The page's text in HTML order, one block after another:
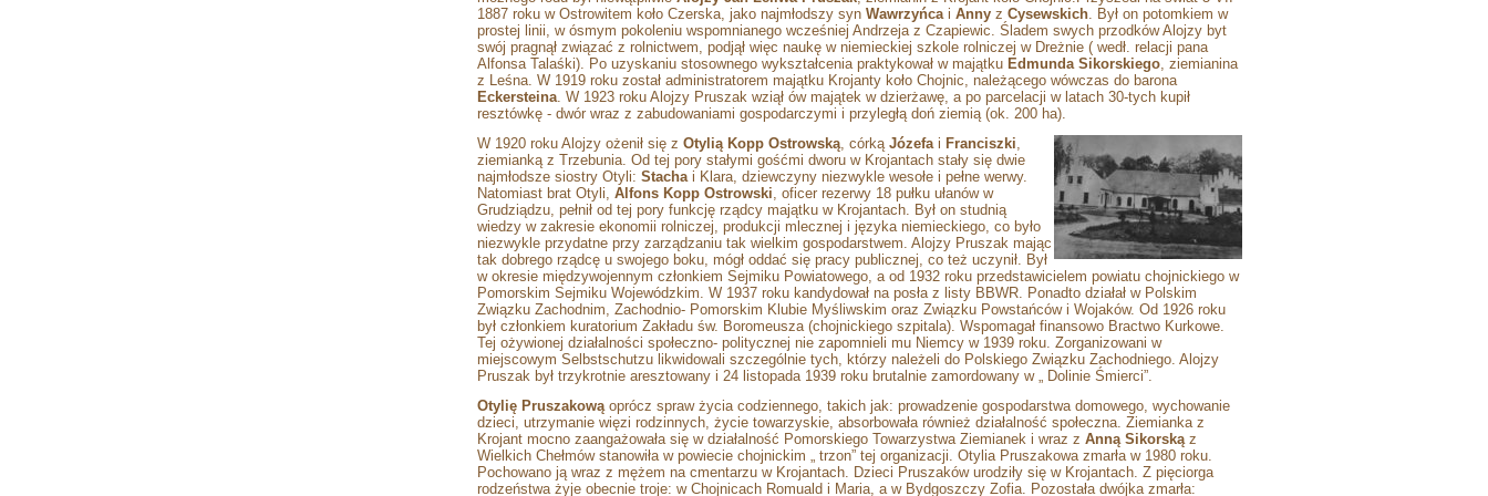
1887 roku w Ostrowitem koło Czerska, jako najmłodszy syn Wawrzyńca i Anny z Cysewskich. Był on potomkiem w
prostej linii, w ósmym pokoleniu wspomnianego wcześniej Andrzeja z Czapiewic. Śladem swych przodków Alojzy byt
swój pragnął związać z rolnictwem, podjął więc naukę w niemieckiej szkole rolniczej w Dreżnie ( wedł. relacji pana
Alfonsa Talaśki). Po uzyskaniu stosownego wykształcenia praktykował w majątku Edmunda Sikorskiego, ziemianina
z Leśna. W 1919 roku został administratorem majątku Krojanty koło Chojnic, należącego wówczas do barona
Eckersteina. W 1923 roku Alojzy Pruszak wziął ów majątek w dzierżawę, a po parcelacji w latach 30-tych kupił
resztówkę - dwór wraz z zabudowaniami gospodarczymi i przyległą doń ziemią (ok. 200 ha).
W 1920 roku Alojzy ożenił się z Otylią Kopp Ostrowską, córką Józefai Franciszki,
ziemianką z Trzebunia. Od tej pory stałymi gośćmi dworu w Krojantach stały się dwie
najmłodsze siostry Otyli: Stachai Klara, dziewczyny niezwykle wesołe i pełne werwy.
Natomiast brat Otyli, Alfons Kopp Ostrowski, oficer rezerwy 18 pułku ułanów w
Grudziądzu, pełnił od tej pory funkcję rządcy majątku w Krojantach. Był on studnią
wiedzy w zakresie ekonomii rolniczej, produkcji mlecznej i języka niemieckiego, co było
niezwykle przydatne przy zarządzaniu tak wielkim gospodarstwem. Alojzy Pruszak mając
tak dobrego rządcę u swojego boku, mógł oddać się pracy publicznej, co też uczynił. Był
w okresie międzywojennym członkiem Sejmiku Powiatowego, a od 1932 roku przedstawicielem powiatu chojnickiego w
Pomorskim Sejmiku Wojewódzkim. W 1937 roku kandydował na posła z listy BBWR. Ponadto działał w Polskim
Związku Zachodnim, Zachodnio- Pomorskim Klubie Myśliwskim oraz Związku Powstańców i Wojaków. Od 1926 roku
był członkiem kuratorium Zakładu św. Boromeusza (chojnickiego szpitala). Wspomagał finansowo Bractwo Kurkowe.
Tej ożywionej działalności społeczno- politycznej nie zapomnieli mu Niemcy w 1939 roku. Zorganizowani w
miejscowym Selbstschutzu likwidowali szczególnie tych, którzy należeli do Polskiego Związku Zachodniego. Alojzy
Pruszak był trzykrotnie aresztowany i 24 listopada 1939 roku brutalnie zamordowany w „ Dolinie Śmierci”.
Otylię Pruszakowąoprócz spraw życia codziennego, takich jak: prowadzenie gospodarstwa domowego, wychowanie
dzieci, utrzymanie więzi rodzinnych, życie towarzyskie, absorbowała również działalność społeczna. Ziemianka z
Krojant mocno zaangażowała się w działalność Pomorskiego Towarzystwa Ziemianek i wraz z Anną Sikorskąz
Wielkich Chełmów stanowiła w powiecie chojnickim „ trzon” tej organizacji. Otylia Pruszakowa zmarła w 1980 roku.
Pochowano ją wraz z mężem na cmentarzu w Krojantach. Dzieci Pruszaków urodziły się w Krojantach. Z pięciorga
rodzeństwa żyje obecnie troje: w Chojnicach Romuald i Maria, a w Bydgoszczy Zofia. Pozostała dwójka zmarła: